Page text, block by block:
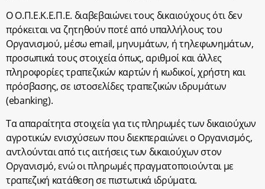
Ο Ο.Π.Ε.Κ.Ε.Π.Ε. διαβεβαιώνει τους δικαιούχους ότι δεν
πρόκειται να ζητηθούν ποτέ από υπαλλήλους του
Οργανισμού, μέσω email, μηνυμάτων, ή τηλεφωνημάτων,
προσωπικά τους στοιχεία όπως, αριθμοί και άλλες
πληροφορίες τραπεζικών καρτών ή κωδικοί, χρήστη και
πρόσβασης, σε ιστοσελίδες τραπεζικών ιδρυμάτων
(ebanking).
Τα απαραίτητα στοιχεία για τις πληρωμές των δικαιούχων
αγροτικών ενισχύσεων που διεκπεραιώνει ο Οργανισμός,
αντλούνται από τις αιτήσεις των δικαιούχων στον
Οργανισμό, ενώ οι πληρωμές πραγματοποιούνται με
τραπεζική κατάθεση σε πιστωτικά ιδρύματα.